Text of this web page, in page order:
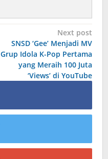
Next post
SNSD ‘Gee’ Menjadi MV
Grup Idola K-Pop Pertama
yang Meraih 100 Juta
‘Views’ di YouTube